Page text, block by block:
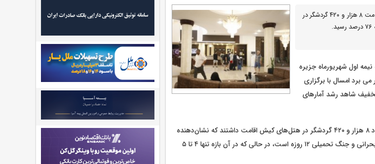
ضریب اشغال هتل‌های ۵ ستاره کیش با اقامت ۸ هزار و ۴۲۰ گردشگر در
اول شهریورماه جزیره
برد امسال با برگزاری
شاهد رشد آمارهای
براساس آمارها، روز هشتم شهریورماه تعداد ۸ هزار و ۴۲۰ گردشگر در هتل‌های کیش اقامت داشتند که نشان‌دهنده
بازگشت رونق به جزیره پس از هفته‌های بحرانی و جنگ تحمیلی ۱۲ روزه است، در حالی که در آن بازه تنها ۴ تا ۵